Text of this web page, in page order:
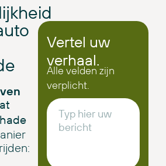
Vertel uw
verhaal.
Alle velden zijn
verplicht.